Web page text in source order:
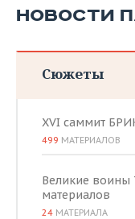
НОВОСТИ
Сюжеты
XVI саммит
499 МАТЕРИАЛОВ
Великие воины
материалов
24 МАТЕРИАЛА